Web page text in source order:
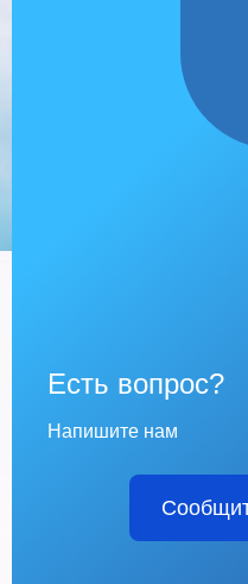
Есть вопрос?
Напишите нам